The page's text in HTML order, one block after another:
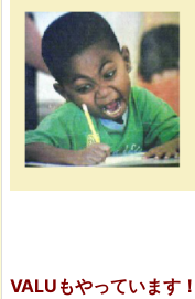
VALUもやっています！